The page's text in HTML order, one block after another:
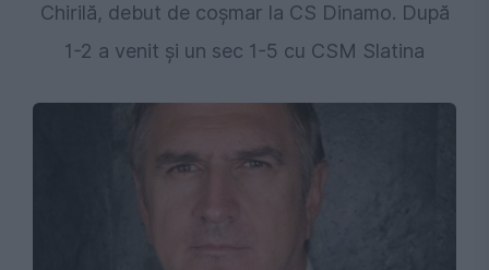
Chirilă, debut de coșmar la CS Dinamo. După
1-2 a venit și un sec 1-5 cu CSM Slatina